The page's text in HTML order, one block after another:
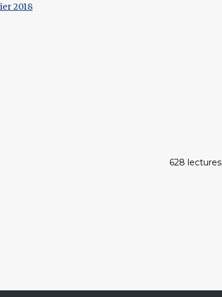
2018
628 lectures